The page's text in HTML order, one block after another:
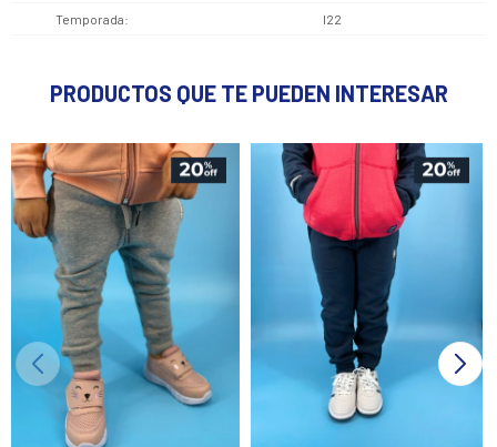
Temporada I22
PRODUCTOS QUE TE PUEDEN INTERESAR